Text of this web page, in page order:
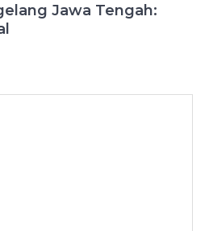
Jawa Tengah: